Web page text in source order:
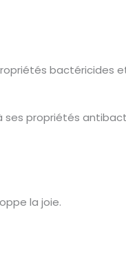
bactéricides
ses propriétés
la joie.